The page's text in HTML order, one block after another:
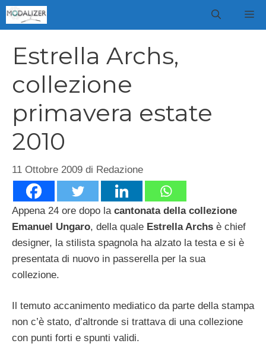
Vai
al
Estrella Archs,
collezione
primavera estate
2010
11 Ottobre 2009 di Redazione
Appena 24 ore dopo la cantonata della collezione
Emanuel Ungaro, della quale Estrella Archs è chief
designer, la stilista spagnola ha alzato la testa e si è
presentata di nuovo in passerella per la sua
collezione.
Il temuto accanimento mediatico da parte della stampa
non c’è stato, d’altronde si trattava di una collezione
con punti forti e spunti validi.